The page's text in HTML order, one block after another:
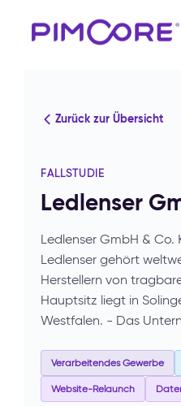
Zurück zur Übersicht
FALLSTUDIE
Ledlenser
Ledlenser GmbH & Co.
Ledlenser gehört
Herstellern von
Hauptsitz liegt in
Westfalen. - Das
Verarbeitendes Gewerbe
Website-Relaunch